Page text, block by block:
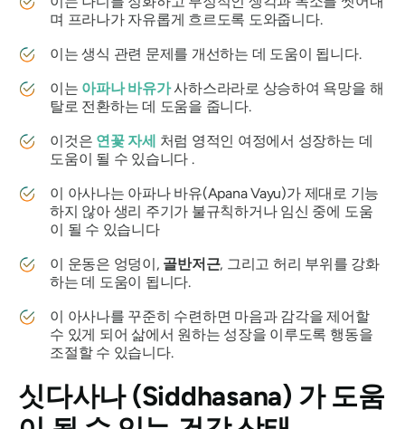
며 프라나가 자유롭게 흐르도록 도와줍니다.
이는 생식 관련 문제를 개선하는 데 도움이 됩니다.
이는 아파나 바유가사하스라라로 상승하여 욕망을 해
탈로 전환하는 데 도움을 줍니다.
이것은 연꽃 자세 처럼 영적인 여정에서 성장하는 데
도움이 될 수 있습니다 .
이 아사나는 아파나 바유(Apana Vayu)가 제대로 기능
하지 않아 생리 주기가 불규칙하거나 임신 중에 도움
이 될 수 있습니다
이 운동은 엉덩이, 골반저근, 그리고 허리 부위를 강화
하는 데 도움이 됩니다.
이 아사나를 꾸준히 수련하면 마음과 감각을 제어할
수 있게 되어 삶에서 원하는 성장을 이루도록 행동을
조절할 수 있습니다.
싯다사나(Siddhasana) 가 도움